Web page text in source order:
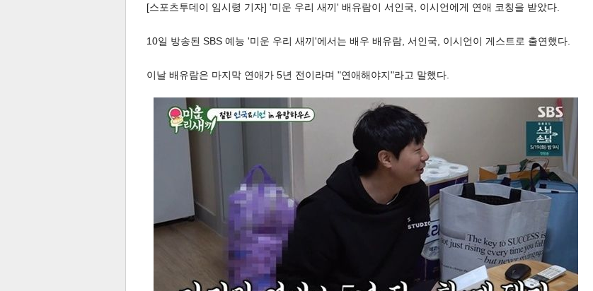
[스포츠투데이 임시령 기자] '미운 우리 새끼' 배유람이 서인국, 이시언에게 연애 코칭을 받았다.
10일 방송된 SBS 예능 '미운 우리 새끼'에서는 배우 배유람, 서인국, 이시언이 게스트로 출연했다.
이날 배유람은 마지막 연애가 5년 전이라며 "연애해야지"라고 말했다.